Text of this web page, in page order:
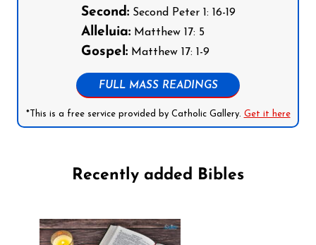
Second:Second Peter 1: 16-19
Alleluia:Matthew 17: 5
Gospel:Matthew 17: 1-9
FULL MASS READINGS
*This is a free service provided by Catholic Gallery. Get it here
Recently added Bibles